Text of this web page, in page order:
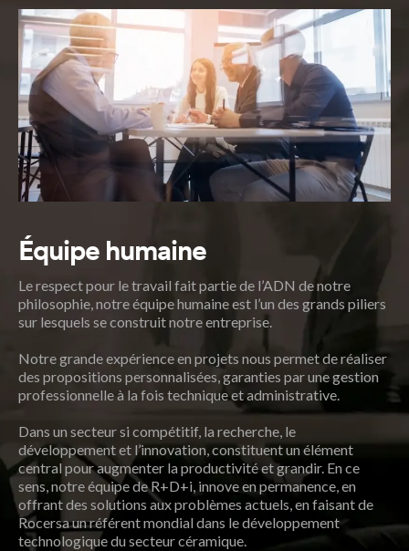
Équipe humaine
Le respect pour le travail fait partie de l’ADN de notre
philosophie, notre équipe humaine est l’un des grands piliers
sur lesquels se construit notre entreprise.
Notre grande expérience en projets nous permet de réaliser
des propositions personnalisées, garanties par une gestion
professionnelle à la fois technique et administrative.
Dans un secteur si compétitif, la recherche, le
développement et l’innovation, constituent un élément
central pour augmenter la productivité et grandir. En ce
sens, notre équipe de R+D+i, innove en permanence, en
offrant des solutions aux problèmes actuels, en faisant de
Rocersa un référent mondial dans le développement
technologique du secteur céramique.